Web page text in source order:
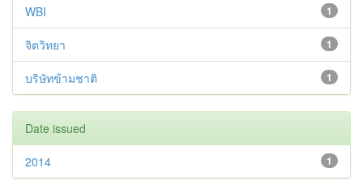
1
WBI
1
จิตวิทยา
1
บริษัทข้ามชาติ
Date issued
1
2014